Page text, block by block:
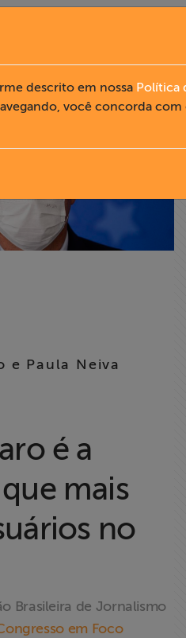
e Paula Neiva
é a
mais
no
Brasileira de Jornalismo
em Foco
descrito em nossa Política
você concorda com